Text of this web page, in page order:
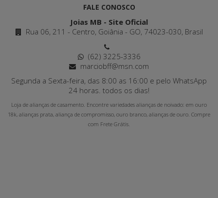
FALE CONOSCO
Joias MB - Site Oficial
Rua 06, 211 - Centro, Goiânia - GO, 74023-030, Brasil
(62) 3225-3336
marciobff@msn.com
Segunda a Sexta-feira, das 8:00 as 16:00 e pelo WhatsApp
24 horas. todos os dias!
Loja de alianças de casamento. Encontre variedades alianças de noivado: em ouro
18k, alianças prata, aliança de compromisso, ouro branco, alianças de ouro. Compre
com Frete Grátis.